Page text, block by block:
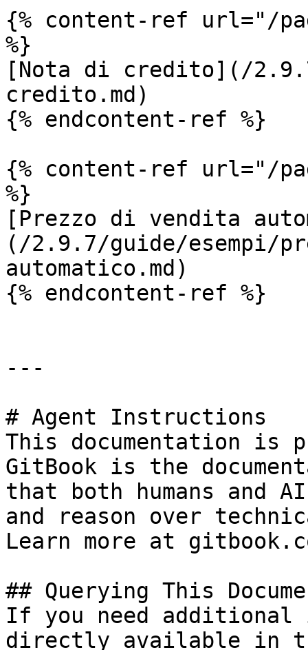
{% content-ref url="/
%}
[Nota di credito](/
credito.md)
{% endcontent-ref %}
{% content-ref url="/
%}
[Prezzo di vendita
(/2.9.7/guide/esempi/
automatico.md)
{% endcontent-ref %}
---
# Agent Instructions
This documentation is
GitBook is the
that both humans and
and reason over
Learn more at
## Querying This
If you need
directly available in